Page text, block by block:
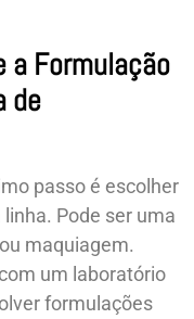
a Formulação
de
passo é escolher
Pode ser uma
maquiagem.
um laboratório
formulações